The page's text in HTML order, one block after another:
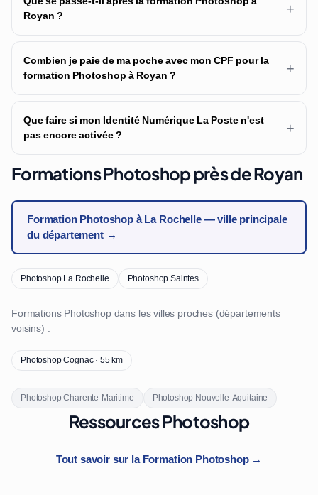
Royan ?
+
Combien je paie de ma poche avec mon CPF pour la
formation Photoshop à Royan ?
+
Que faire si mon Identité Numérique La Poste n'est
pas encore activée ?
+
Formations Photoshop près de Royan
Formation Photoshop à La Rochelle — ville principale
du département →
Photoshop La Rochelle Photoshop Saintes
Formations Photoshop dans les villes proches (départements
voisins) :
Photoshop Cognac · 55 km
Photoshop Charente-Maritime Photoshop Nouvelle-Aquitaine
Ressources Photoshop
Tout savoir sur la Formation Photoshop →